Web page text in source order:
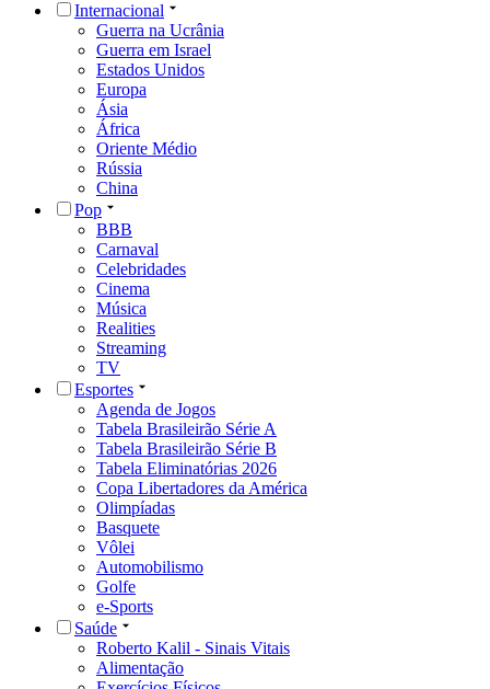
Internacional
Guerra na Ucrânia
Guerra em Israel
Estados Unidos
Europa
Ásia
África
Oriente Médio
Rússia
China
Pop
BBB
Carnaval
Celebridades
Cinema
Música
Realities
Streaming
TV
Esportes
Agenda de Jogos
Tabela Brasileirão Série A
Tabela Brasileirão Série B
Tabela Eliminatórias 2026
Copa Libertadores da América
Olimpíadas
Basquete
Vôlei
Automobilismo
Golfe
e-Sports
Saúde
Roberto Kalil - Sinais Vitais
Alimentação